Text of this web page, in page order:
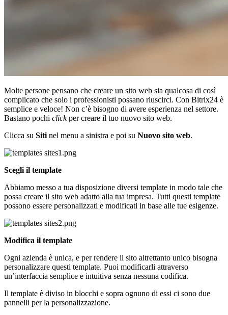
Molte persone pensano che creare un sito web sia qualcosa di così
complicato che solo i professionisti possano riuscirci. Con Bitrix24 è
semplice e veloce! Non c’è bisogno di avere esperienza nel settore.
Bastano pochi clickper creare il tuo nuovo sito web.
Clicca su Sitinel menu a sinistra e poi su Nuovo sito web.
Scegli il template
Abbiamo messo a tua disposizione diversi template in modo tale che
possa creare il sito web adatto alla tua impresa. Tutti questi template
possono essere personalizzati e modificati in base alle tue esigenze.
Modifica il template
Ogni azienda è unica, e per rendere il sito altrettanto unico bisogna
personalizzare questi template. Puoi modificarli attraverso
un’interfaccia semplice e intuitiva senza nessuna codifica.
Il template è diviso in blocchi e sopra ognuno di essi ci sono due
pannelli per la personalizzazione.